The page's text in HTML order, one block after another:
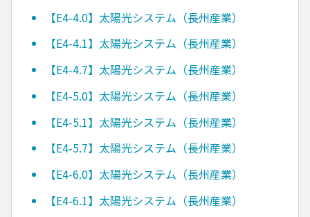
【E4-4.0】太陽光システム（長州産業）
【E4-4.1】太陽光システム（長州産業）
【E4-4.7】太陽光システム（長州産業）
【E4-5.0】太陽光システム（長州産業）
【E4-5.1】太陽光システム（長州産業）
【E4-5.7】太陽光システム（長州産業）
【E4-6.0】太陽光システム（長州産業）
【E4-6.1】太陽光システム（長州産業）